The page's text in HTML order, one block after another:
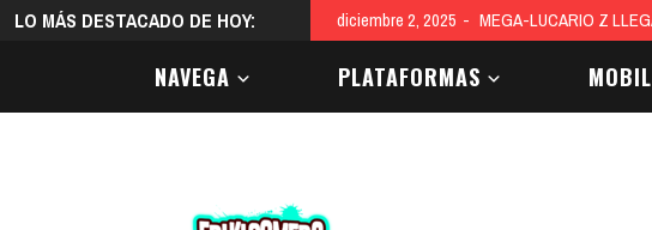
LO MÁS DESTACADO DE HOY: diciembre 9, 2025 El color del 2026 y la
NAVEGA PLATAFORMAS